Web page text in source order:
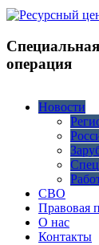
операция
Новости
СВО
Правовая
О нас
Контакты